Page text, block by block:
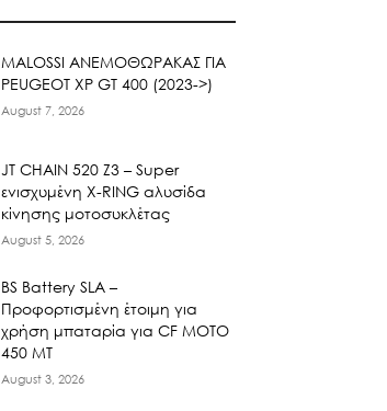
ΜΑLOSSI ΑΝΕΜΟΘΩΡΑΚΑΣ ΓΙΑ
PEUGEOT XP GT 400 (2023->)
August 7, 2026
JT CHAIN 520 Ζ3 – Super
ενισχυμένη X-RING αλυσίδα
κίνησης μοτοσυκλέτας
August 5, 2026
BS Battery SLA –
Προφορτισμένη έτοιμη για
χρήση μπαταρία για CF MOTO
450 MT
August 3, 2026